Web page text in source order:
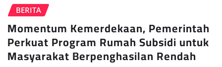
BERITA
Momentum Kemerdekaan, Pemerintah
Perkuat Program Rumah Subsidi untuk
Masyarakat Berpenghasilan Rendah